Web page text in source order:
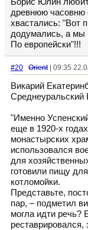
древнюю часовню
хвастались: "Вот
додумались, а мы
По европейски"!!!
#20 Orient| 09:35
Викарий
Среднеуральский
"Именно
еще в 1920-х
монастырских
использовался
для
готовили пищу
котломойки.
Представьте,
пар, – подметил
могла идти речь?
реставрировался,